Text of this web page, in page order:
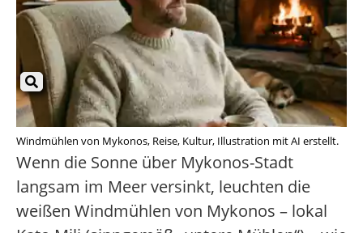
Windmühlen von Mykonos, Reise, Kultur, Illustration mit AI erstellt.
Wenn die Sonne über Mykonos-Stadt
langsam im Meer versinkt, leuchten die
weißen Windmühlen von Mykonos – lokal